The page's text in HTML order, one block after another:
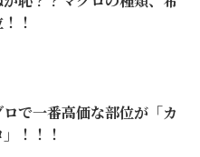
！
で一番高価な部位が「カ
！！！